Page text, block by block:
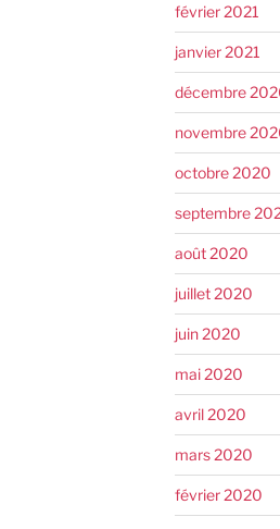
février 2021
janvier 2021
décembre
novembre
octobre 2020
septembre
août 2020
juillet 2020
juin 2020
mai 2020
avril 2020
mars 2020
février 2020